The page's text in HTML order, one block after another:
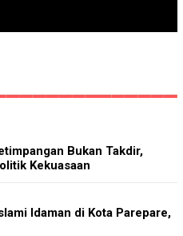
Bukan Takdir,
Kekuasaan
Idaman di Kota Parepare,